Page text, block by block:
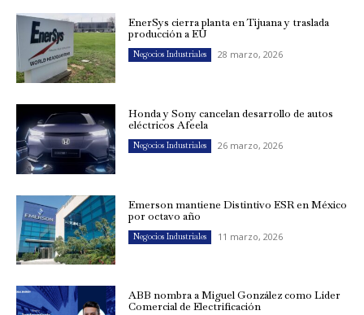
EnerSys cierra planta en Tijuana y traslada
producción a EU
Negocios Industriales 28 marzo, 2026
Honda y Sony cancelan desarrollo de autos
eléctricos Afeela
Negocios Industriales 26 marzo, 2026
Emerson mantiene Distintivo ESR en México
por octavo año
Negocios Industriales 11 marzo, 2026
ABB nombra a Miguel González como Líder
Comercial de Electrificación